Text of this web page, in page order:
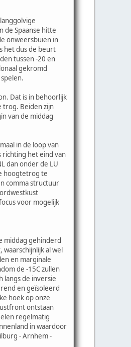
de Spaanse hitte
onweersbuien in
het dus de beurt
tussen -20 en
gekromd
Dat is in behoorlijk
trog. Beiden zijn
van de middag
in de loop van
richting het eind van
dan onder de LU
hoogtetrog te
comma structuur
voor mogelijk
middag gehinderd
al wel
en marginale
de -15C zullen
langs de inversie
en geïsoleerd
hoek op onze
ontstaan
regelmatig
in waardoor
- Arnhem -